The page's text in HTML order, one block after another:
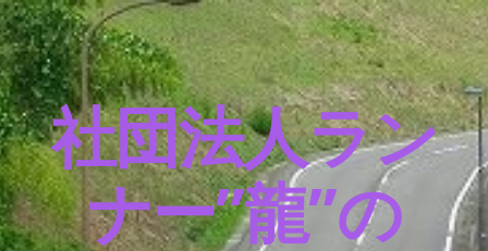
社団法人ラン
ナー”龍”の